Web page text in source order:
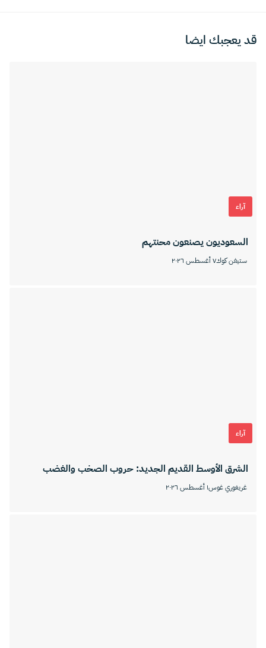
قد يعجبك ايضا
آراء
السعوديون يصنعون محنتهم
ستيفن كوك٧ أغسطس ٢٠٢٦
آراء
الشرق الأوسط القديم الجديد: حروب الصخب والغضب
غريغوري غوس١ أغسطس ٢٠٢٦